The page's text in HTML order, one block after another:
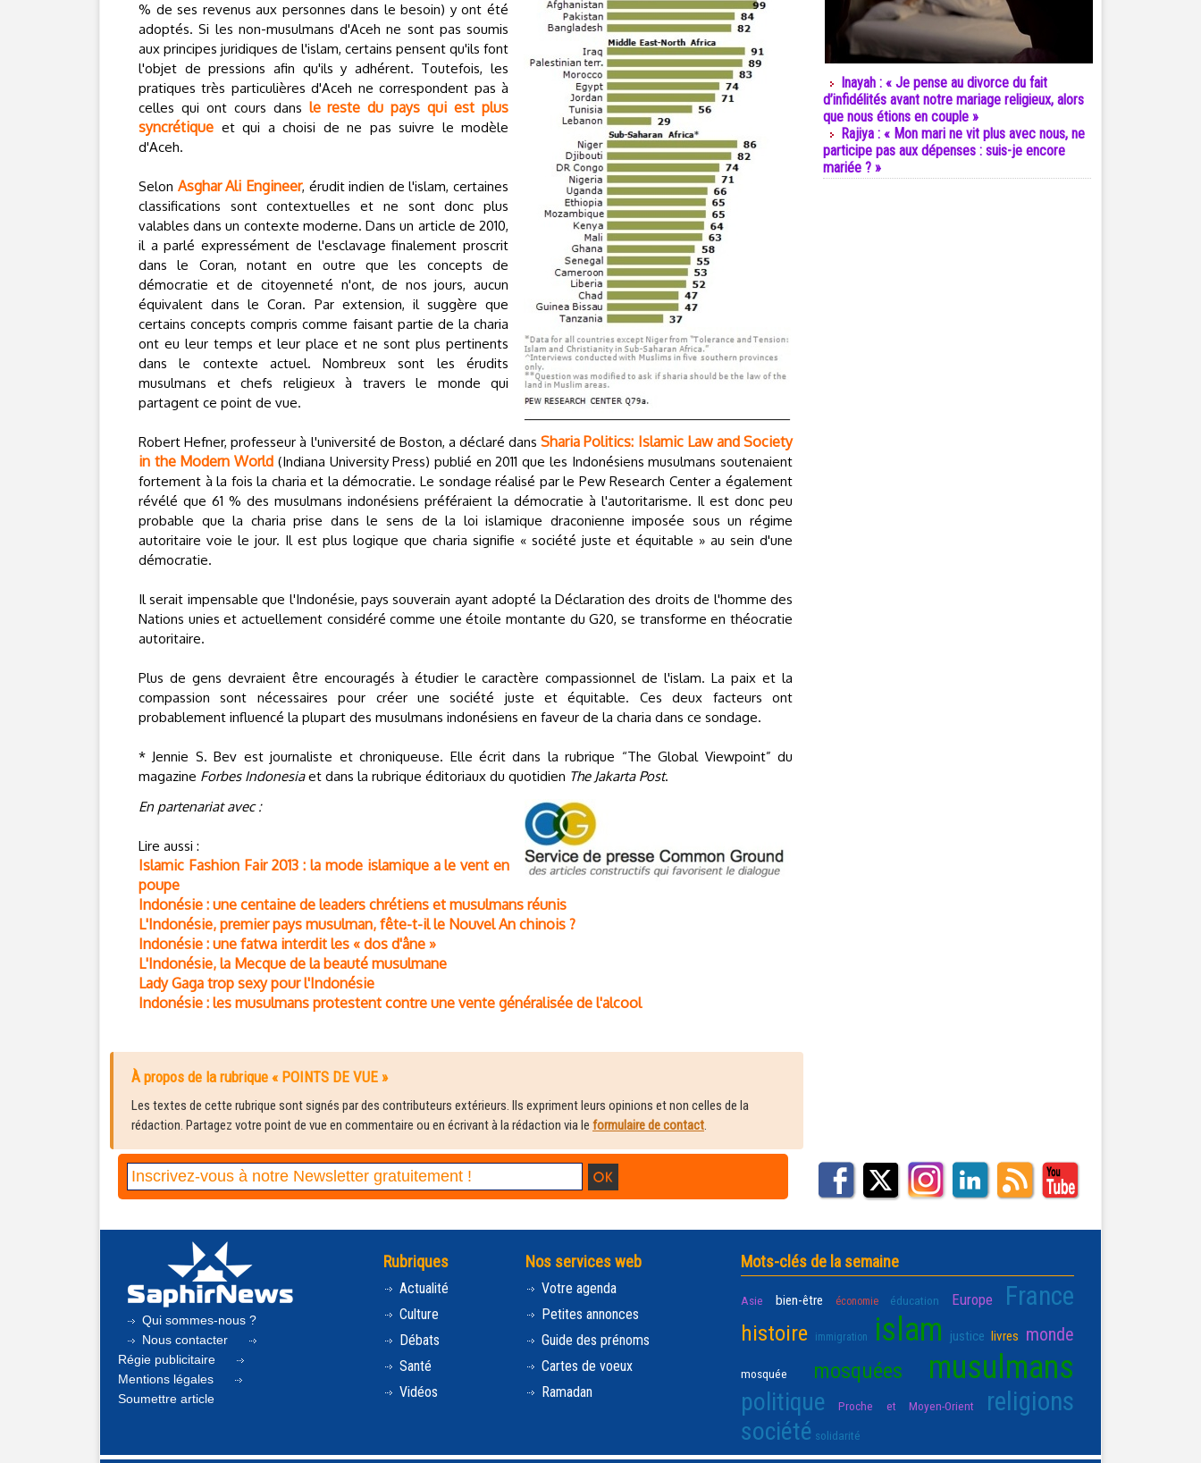
% de ses revenus aux personnes dans le besoin) y ont été
adoptés. Si les non-musulmans d'Aceh ne sont pas soumis
aux principes juridiques de l'islam, certains pensent qu'ils font
l'objet de pressions afin qu'ils y adhérent. Toutefois, les
pratiques très particulières d'Aceh ne correspondent pas à
celles qui ont cours dans le reste du pays qui est plus
syncrétique et qui a choisi de ne pas suivre le modèle
d'Aceh.
Selon Asghar Ali Engineer, érudit indien de l'islam, certaines
classifications sont contextuelles et ne sont donc plus
valables dans un contexte moderne. Dans un article de 2010,
il a parlé expressément de l'esclavage finalement proscrit
dans le Coran, notant en outre que les concepts de
démocratie et de citoyenneté n'ont, de nos jours, aucun
équivalent dans le Coran. Par extension, il suggère que
certains concepts compris comme faisant partie de la charia
ont eu leur temps et leur place et ne sont plus pertinents
dans le contexte actuel. Nombreux sont les érudits
musulmans et chefs religieux à travers le monde qui
partagent ce point de vue.
Robert Hefner, professeur à l'université de Boston, a déclaré dansSharia Politics: Islamic Law and Society
in the Modern World (Indiana University Press) publié en 2011 que les Indonésiens musulmans soutenaient
fortement à la fois la charia et la démocratie. Le sondage réalisé par le Pew Research Center a également
révélé que 61 % des musulmans indonésiens préféraient la démocratie à l'autoritarisme. Il est donc peu
probable que la charia prise dans le sens de la loi islamique draconienne imposée sous un régime
autoritaire voie le jour. Il est plus logique que charia signifie « société juste et équitable » au sein d'une
démocratie.
Il serait impensable que l'Indonésie, pays souverain ayant adopté la Déclaration des droits de l'homme des
Nations unies et actuellement considéré comme une étoile montante du G20, se transforme en théocratie
autoritaire.
Plus de gens devraient être encouragés à étudier le caractère compassionnel de l'islam. La paix et la
compassion sont nécessaires pour créer une société juste et équitable. Ces deux facteurs ont
probablement influencé la plupart des musulmans indonésiens en faveur de la charia dans ce sondage.
* Jennie S. Bev est journaliste et chroniqueuse. Elle écrit dans la rubrique “The Global Viewpoint” du
magazine Forbes Indonesiaet dans la rubrique éditoriaux du quotidien The Jakarta Post.
En partenariat avec :
Lire aussi :
Islamic Fashion Fair 2013 : la mode islamique a le vent en
poupe
Indonésie : une centaine de leaders chrétiens et musulmans réunis
L'Indonésie, premier pays musulman, fête-t-il le Nouvel An chinois ?
Indonésie : une fatwa interdit les « dos d'âne »
L'Indonésie, la Mecque de la beauté musulmane
Lady Gaga trop sexy pour l'Indonésie
Indonésie : les musulmans protestent contre une vente généralisée de l'alcool
À propos de la rubrique « POINTS DE VUE »
Les textes de cette rubrique sont signés par des contributeurs extérieurs. Ils expriment leurs opinions et non celles de la
rédaction. Partagez votre point de vue en commentaire ou en écrivant à la rédaction via le formulaire de contact.
Inayah : « Je pense au divorce du fait
d’infidélités avant notre mariage religieux, alors
que nous étions en couple »
Rajiya : « Mon mari ne vit plus avec nous, ne
participe pas aux dépenses : suis-je encore
mariée ? »
Qui sommes-nous ?
Nous contacter
Régie publicitaire
Mentions légales
Soumettre article
Rubriques
Actualité
Culture
Débats
Santé
Vidéos
Nos services web
Votre agenda
Petites annonces
Guide des prénoms
Cartes de voeux
Ramadan
Mots-clés de la semaine
Asie bien-être économie éducation Europe France
histoire immigration islam justice livres monde
mosquée mosquées musulmans
politique Proche et Moyen-Orient religions
société solidarité